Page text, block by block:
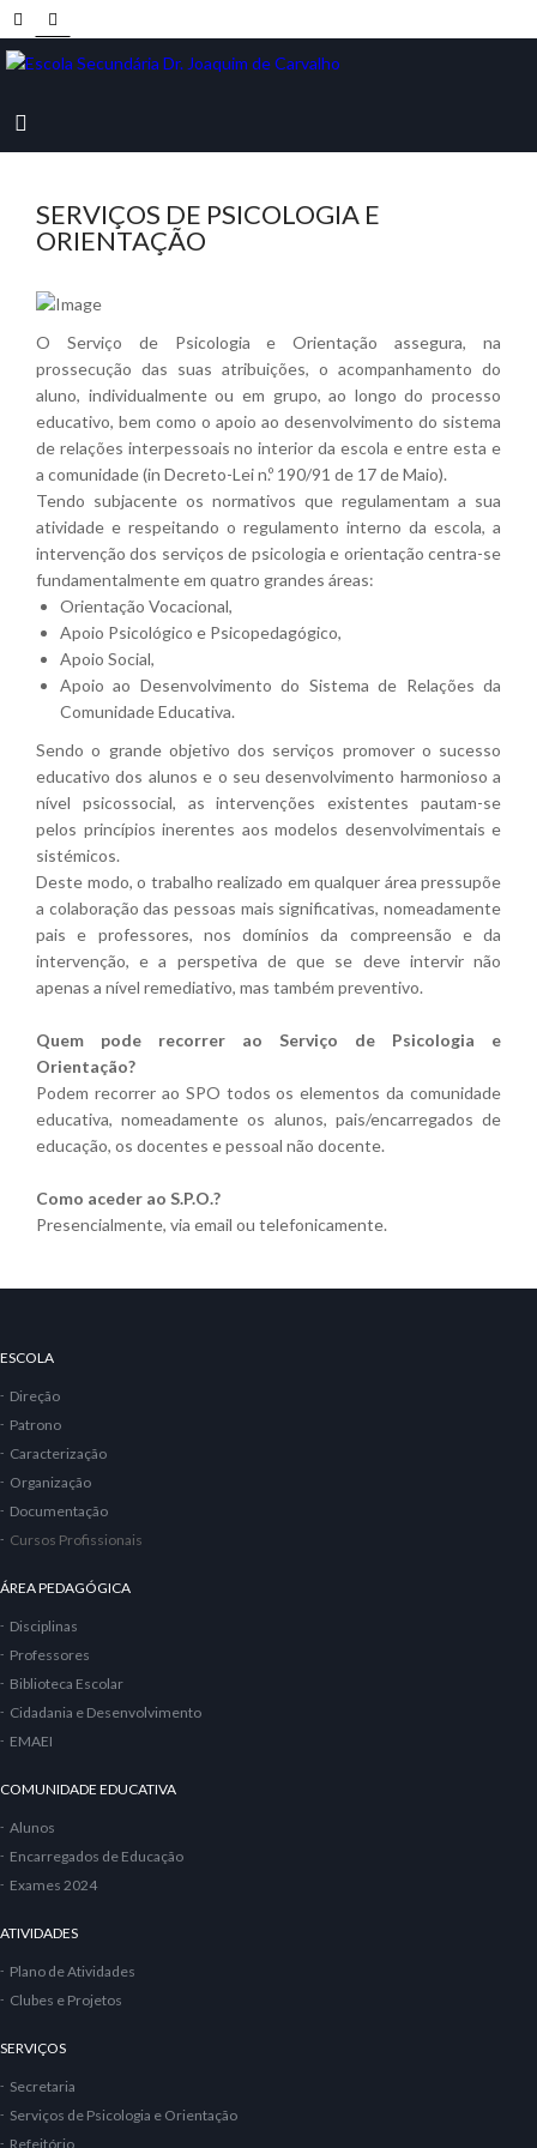
SERVIÇOS DE PSICOLOGIA E
ORIENTAÇÃO
O Serviço de Psicologia e Orientação assegura, na
prossecução das suas atribuições, o acompanhamento do
aluno, individualmente ou em grupo, ao longo do processo
educativo, bem como o apoio ao desenvolvimento do sistema
de relações interpessoais no interior da escola e entre esta e
a comunidade (in Decreto-Lei n.º 190/91 de 17 de Maio).
Tendo subjacente os normativos que regulamentam a sua
atividade e respeitando o regulamento interno da escola, a
intervenção dos serviços de psicologia e orientação centra-se
fundamentalmente em quatro grandes áreas:
Orientação Vocacional,
Apoio Psicológico e Psicopedagógico,
Apoio Social,
Apoio ao Desenvolvimento do Sistema de Relações da
Comunidade Educativa.
Sendo o grande objetivo dos serviços promover o sucesso
educativo dos alunos e o seu desenvolvimento harmonioso a
nível psicossocial, as intervenções existentes pautam-se
pelos princípios inerentes aos modelos desenvolvimentais e
sistémicos.
Deste modo, o trabalho realizado em qualquer área pressupõe
a colaboração das pessoas mais significativas, nomeadamente
pais e professores, nos domínios da compreensão e da
intervenção, e a perspetiva de que se deve intervir não
apenas a nível remediativo, mas também preventivo.
Quem pode recorrer ao Serviço de Psicologia e
Orientação?
Podem recorrer ao SPO todos os elementos da comunidade
educativa, nomeadamente os alunos, pais/encarregados de
educação, os docentes e pessoal não docente.
Como aceder ao S.P.O.?
Presencialmente, via email ou telefonicamente.
ESCOLA
Direção
Patrono
Caracterização
Organização
Documentação
Cursos Profissionais
ÁREA PEDAGÓGICA
Disciplinas
Professores
Biblioteca Escolar
Cidadania e Desenvolvimento
EMAEI
COMUNIDADE EDUCATIVA
Alunos
Encarregados de Educação
Exames 2024
ATIVIDADES
Plano de Atividades
Clubes e Projetos
SERVIÇOS
Secretaria
Serviços de Psicologia e Orientação
Refeitório